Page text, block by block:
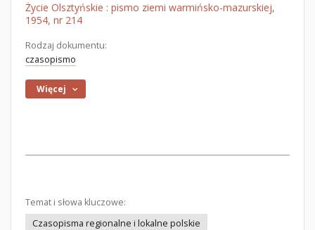
Życie Olsztyńskie : pismo ziemi warmińsko-mazurskiej,
1954, nr 214
Rodzaj dokumentu:
czasopismo
Więcej
Temat i słowa kluczowe:
Czasopisma regionalne i lokalne polskie